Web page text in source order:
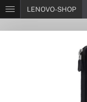
LENOVO-SHOP